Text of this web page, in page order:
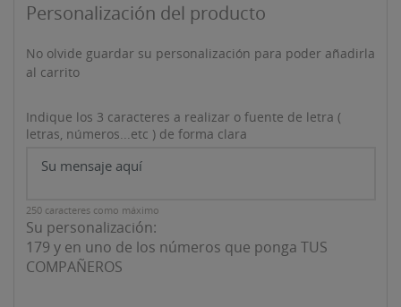
Personalización del producto
No olvide guardar su personalización para poder añadirla
al carrito
Indique los 3 caracteres a realizar o fuente de letra (
letras, números...etc ) de forma clara
250 caracteres como máximo
Su personalización:
179 y en uno de los números que ponga TUS
COMPAÑEROS